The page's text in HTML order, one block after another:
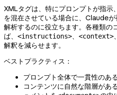
XMLタグは、特にプロンプトが指示
を混在させている場合に、Claude
解析するのに役立ちます。各種類の
ば、 <instructions>、 <context>、
解釈を減らせます。
ベストプラクティス：
プロンプト全体で一貫性のあ
コンテンツに自然な階層があ